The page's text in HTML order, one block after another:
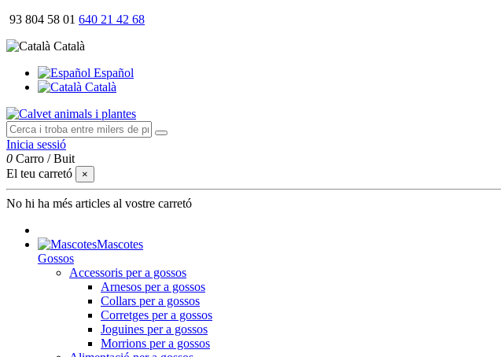
93 804 58 01 640 21 42 68
Català
Español
Català
Inicia sessió
0 Carro /Buit
El teu carretó
×
No hi ha més articles al vostre carretó
Mascotes
Gossos
Accessoris per a gossos
Arnesos per a gossos
Collars per a gossos
Corretges per a gossos
Joguines per a gossos
Morrions per a gossos